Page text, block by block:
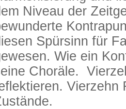
Niveau der
Spürsinn für
Wie ein
Choräle.
Vierzehn